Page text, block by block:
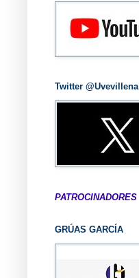
Twitter @Uvevillena
PATROCINADORES
GRÚAS GARCÍA